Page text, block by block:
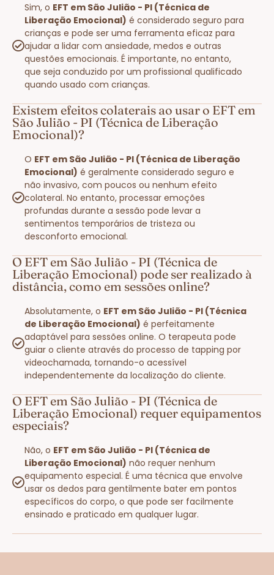
Sim, o EFT em São Julião - PI (Técnica de
Liberação Emocional) é considerado seguro para
crianças e pode ser uma ferramenta eficaz para
ajudar a lidar com ansiedade, medos e outras
questões emocionais. É importante, no entanto,
que seja conduzido por um profissional qualificado
quando usado com crianças.
Existem efeitos colaterais ao usar o EFT em
São Julião - PI (Técnica de Liberação
Emocional)?
O EFT em São Julião - PI (Técnica de Liberação
Emocional) é geralmente considerado seguro e
não invasivo, com poucos ou nenhum efeito
colateral. No entanto, processar emoções
profundas durante a sessão pode levar a
sentimentos temporários de tristeza ou
desconforto emocional.
O EFT em São Julião - PI (Técnica de
Liberação Emocional) pode ser realizado à
distância, como em sessões online?
Absolutamente, o EFT em São Julião - PI (Técnica
de Liberação Emocional) é perfeitamente
adaptável para sessões online. O terapeuta pode
guiar o cliente através do processo de tapping por
videochamada, tornando-o acessível
independentemente da localização do cliente.
O EFT em São Julião - PI (Técnica de
Liberação Emocional) requer equipamentos
especiais?
Não, o EFT em São Julião - PI (Técnica de
Liberação Emocional) não requer nenhum
equipamento especial. É uma técnica que envolve
usar os dedos para gentilmente bater em pontos
específicos do corpo, o que pode ser facilmente
ensinado e praticado em qualquer lugar.